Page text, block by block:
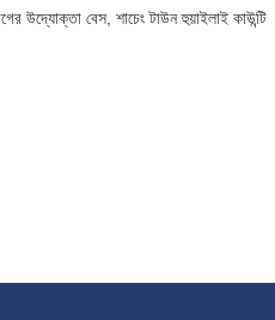
উদ্যোক্তা বেস, শাচেং টাউন হুয়াইলাই কাউন্টি